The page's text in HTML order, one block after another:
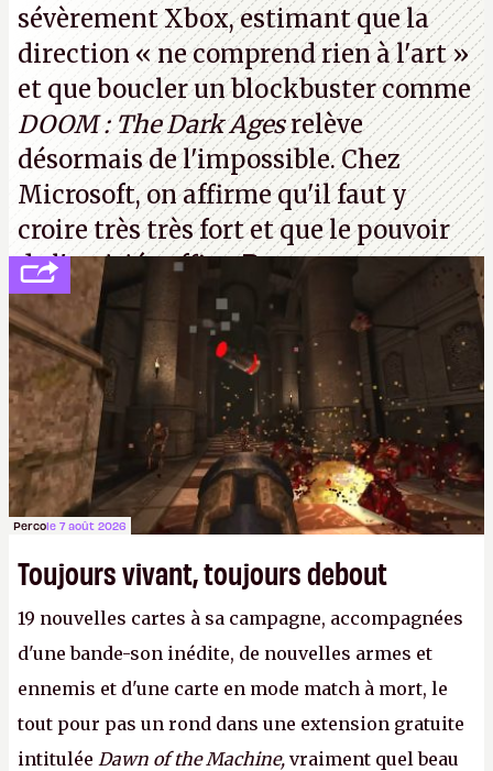
sévèrement Xbox, estimant que la
direction« ne comprend rien à l'art »
et que boucler un blockbuster comme
DOOM : The Dark Agesrelève
désormais de l'impossible. Chez
Microsoft, on affirme qu'il faut y
croire très très fort et que le pouvoir
de l'amitié suffira.P.
Percole 7 août 2026
Toujours vivant, toujours debout
19 nouvelles cartes à sa campagne, accompagnées
d'une bande-son inédite, de nouvelles armes et
ennemis et d'une carte en mode match à mort, le
tout pour pas un rond dans une extension gratuite
intitulée Dawn of the Machine, vraiment quel beau